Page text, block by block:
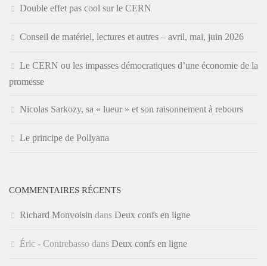
Double effet pas cool sur le CERN
Conseil de matériel, lectures et autres – avril, mai, juin 2026
Le CERN ou les impasses démocratiques d’une économie de la
promesse
Nicolas Sarkozy, sa « lueur » et son raisonnement à rebours
Le principe de Pollyana
COMMENTAIRES RÉCENTS
Richard Monvoisin dans Deux confs en ligne
Éric - Contrebasso dans Deux confs en ligne